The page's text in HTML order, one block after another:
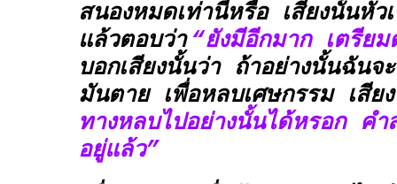
สนองหมดเท่านี้หรือ เสียงนั้นหัว
แล้วตอบว่า “ยังมีอีกมาก เตรียม
บอกเสียงนั้นว่า ถ้าอย่างนั้นฉันจ
มันตาย เพื่อหลบเศษกรรม เสีย
ทางหลบไปอย่างนั้นได้หรอก ค
อยู่แล้ว”